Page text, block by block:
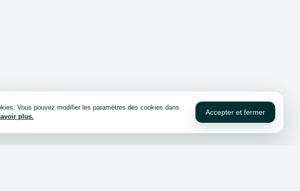
Vous pouvez modifier les paramètres des cookies dans
plus.
Accepter et fermer